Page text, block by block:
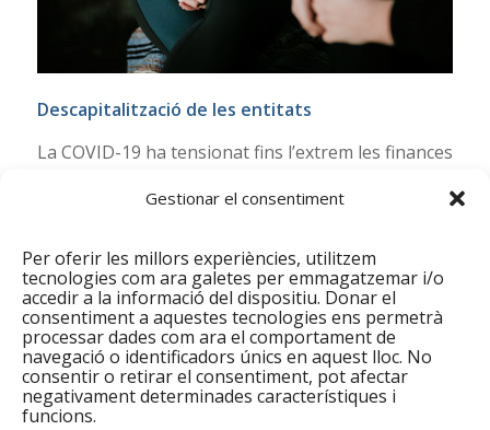
Gestionar el consentiment
Per oferir les millors experiències, utilitzem
tecnologies com ara galetes per emmagatzemar i/o
accedir a la informació del dispositiu. Donar el
consentiment a aquestes tecnologies ens permetrà
processar dades com ara el comportament de
navegació o identificadors únics en aquest lloc. No
consentir o retirar el consentiment, pot afectar
negativament determinades característiques i
funcions.
Descapitalització de les entitats
La COVID-19 ha tensionat fins l’extrem les finances
entitats han tirat endavant aquests mesos amb
reduint el seu múscul financer. Aquesta
descapitalització incideix directament la capacitat
per innovar, per retenir talent i per impulsar
projectes i programes complementaris, entre
d’altres.
Un 35,5% han hagut d’endeutar-se demanant